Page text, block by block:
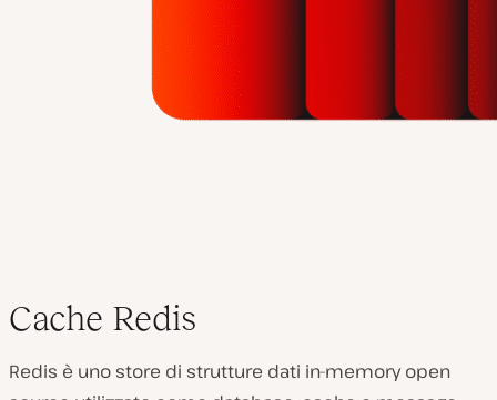
Cache Redis
Redis è uno store di strutture dati in-memory open